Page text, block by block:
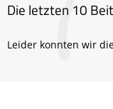
Die letzten 10
Leider konnten wir